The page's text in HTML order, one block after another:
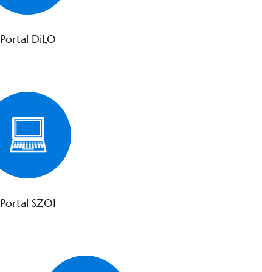
Portal DiLO
Portal SZOI